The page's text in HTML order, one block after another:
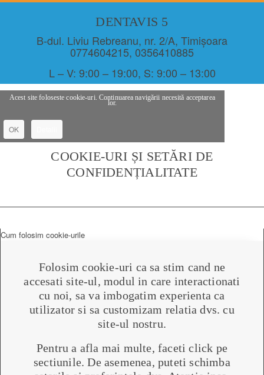
DENTAVIS 5
B-dul. Liviu Rebreanu, nr. 2/A, Timișoara
0774604215, 0356410885
L – V: 9:00 – 19:00, S: 9:00 – 13:00
Acest site foloseste cookie-uri. Continuarea navigării necesită acceptarea
lor.
OK
COOKIE-URI ȘI SETĂRI DE
CONFIDENȚIALITATE
Cum folosim cookie-urile
Folosim cookie-uri ca sa stim cand ne
accesati site-ul, modul in care interactionati
cu noi, sa va imbogatim experienta ca
utilizator si sa customizam relatia dvs. cu
site-ul nostru.
Pentru a afla mai multe, faceti click pe
sectiunile. De asemenea, puteti schimba